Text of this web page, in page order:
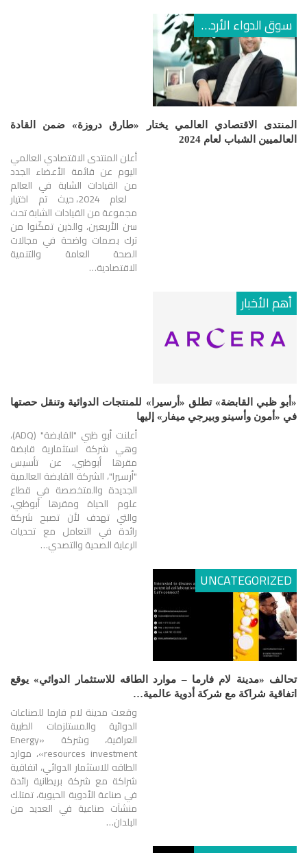
سوق الدواء الأردني
المنتدى الاقتصادي العالمي يختار «طارق دروزة» ضمن القادة
العالميين الشباب لعام 2024
أعلن المنتدى الاقتصادي العالمي
اليوم عن قائمة الأعضاء الجدد
من القيادات الشابة في العالم
لعام 2024، حيث تم اختيار
مجموعة من القيادات الشابة تحت
سن الأربعين، والذين تمكّنوا من
ترك بصمات واضحة في مجالات
الصحة العامة والتنمية
الاقتصادية…
أهم الأخبار
«أبو ظبي القابضة» تطلق «أرسيرا» للمنتجات الدوائية وتنقل حصتها
في «أمون وأسينو وبيرجي ميفار» إليها
أعلنت أبو ظبي "القابضة" (ADQ)،
وهي شركة استثمارية قابضة
مقرها أبوظبي، عن تأسيس
"أرسيرا"، الشركة القابضة العالمية
الجديدة والمتخصصة في قطاع
علوم الحياة ومقرها أبوظبي،
والتي تهدف لأن تصبح شركة
رائدة في التعامل مع تحديات
الرعاية الصحية والتصدي…
UNCATEGORIZED
تحالف «مدينة لام فارما – موارد الطاقه للاستثمار الدوائي» يوقع
اتفاقية شراكة مع شركة أدوية عالمية…
وقعت مدينة لام فارما للصناعات
الدوائية والمستلزمات الطبية
العراقية، وشركة «Energy
resources investment»، موارد
الطاقه للاستثمار الدوائي، اتفاقية
شراكة مع شركة بريطانية رائدة
في صناعة الأدوية الحيوية، تمتلك
منشآت صناعية في العديد من
البلدان…